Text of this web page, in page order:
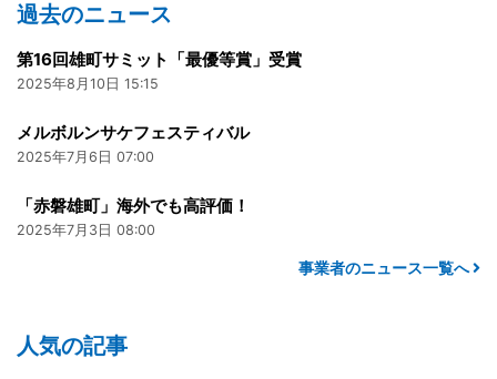
過去のニュース
第16回雄町サミット「最優等賞」受賞
2025年8月10日 15:15
メルボルンサケフェスティバル
2025年7月6日 07:00
「赤磐雄町」海外でも高評価！
2025年7月3日 08:00
事業者のニュース一覧へ
人気の記事